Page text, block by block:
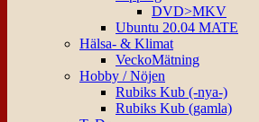
DVD>MKV
Ubuntu 20.04 MATE
Hälsa- & Klimat
VeckoMätning
Hobby / Nöjen
Rubiks Kub (-nya-)
Rubiks Kub (gamla)